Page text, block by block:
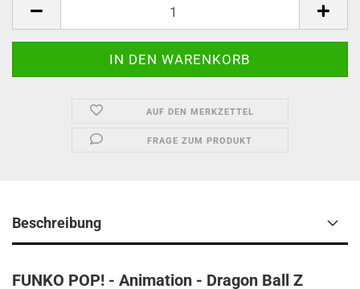
AUF DEN MERKZETTEL
FRAGE ZUM PRODUKT
Beschreibung
FUNKO POP! - Animation - Dragon Ball Z